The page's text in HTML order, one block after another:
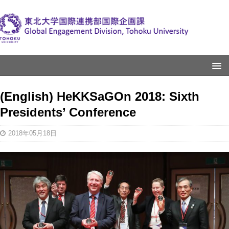
(English) HeKKSaGOn 2018: Sixth
Presidents’ Conference
2018年05月18日